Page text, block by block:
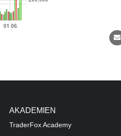
AKADEMIEN
TraderFox Academy